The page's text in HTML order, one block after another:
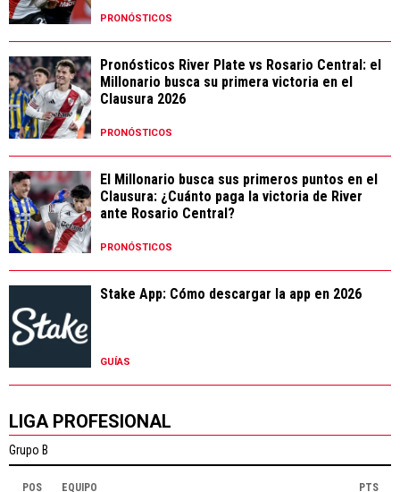
PRONÓSTICOS
Pronósticos River Plate vs Rosario Central: el
Millonario busca su primera victoria en el
Clausura 2026
PRONÓSTICOS
El Millonario busca sus primeros puntos en el
Clausura: ¿Cuánto paga la victoria de River
ante Rosario Central?
PRONÓSTICOS
Stake App: Cómo descargar la app en 2026
GUÍAS
LIGA PROFESIONAL